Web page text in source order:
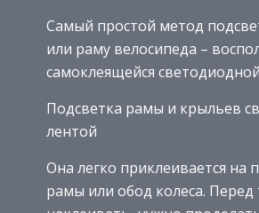
Самый простой метод
или раму велосипеда –
самоклеящейся
Подсветка рамы и крыльев
лентой
Она легко приклеивается на
рамы или обод колеса. Перед